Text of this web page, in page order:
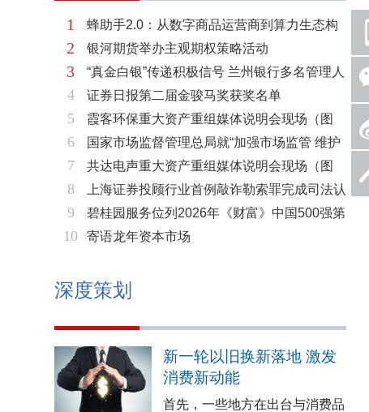
1
2
3
4
5
6
7
8
9
10
蜂助手2.0：从数字商品运营商到算力生态构
建者的跃迁
银河期货举办主观期权策略活动
“真金白银”传递积极信号 兰州银行多名管理人
员拟增持公司股份不低于600万元
证券日报第二届金骏马奖获奖名单
霞客环保重大资产重组媒体说明会现场（图
片）
国家市场监督管理总局就“加强市场监管 维护
市场秩序”答记者问
共达电声重大资产重组媒体说明会现场（图
片）
上海证券投顾行业首例敲诈勒索罪完成司法认
定 司法机关重拳打击“职业索赔人”
碧桂园服务位列2026年《财富》中国500强第
321位 排名稳步上升彰显发展韧性
寄语龙年资本市场
深度策划
新一轮以旧换新落地 激发
消费新动能
首先，一些地方在出台与消费品